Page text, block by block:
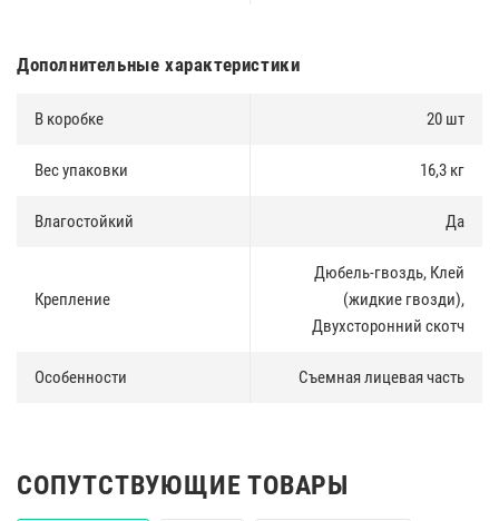
Дополнительные характеристики
В коробке 20 шт
Вес упаковки 16,3 кг
Влагостойкий Да
Крепление
Дюбель-гвоздь, Клей
(жидкие гвозди),
Двухсторонний скотч
Особенности Съемная лицевая часть
СОПУТСТВУЮЩИЕ ТОВАРЫ